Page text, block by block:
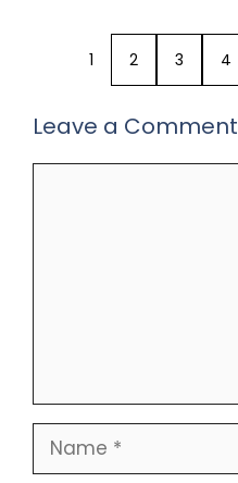
1 2 3 4
Leave a Comment
Name